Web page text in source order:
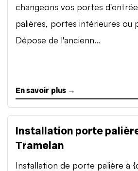
changeons vos portes
palières, portes intérieures ou
Dépose de l'ancienn...
En savoir plus →
Installation porte
Tramelan
Installation de porte palière à